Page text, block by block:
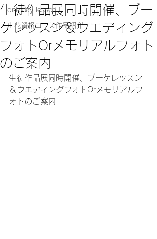
one day lesson
生花資格コース作品紹介
生徒作品展同時開催、ブー
ケレッスン＆ウエディング
フォトOrメモリアルフォト
のご案内
生徒作品展同時開催、ブーケレッスン
＆ウエディングフォトOrメモリアルフ
ォトのご案内